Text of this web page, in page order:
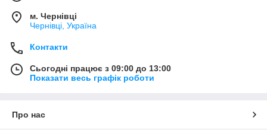
м. Чернівці
Чернівці, Україна
Контакти
Сьогодні працює з 09:00 до 13:00
Показати весь графік роботи
Про нас